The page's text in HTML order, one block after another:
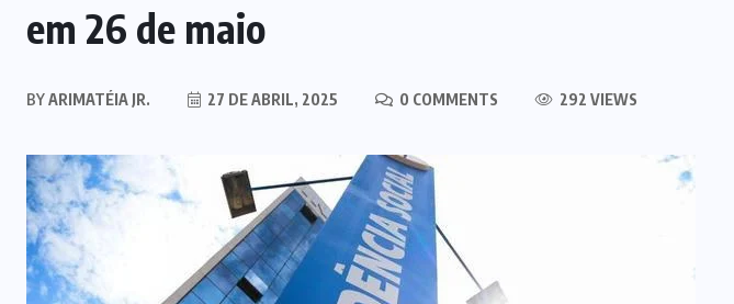
em 26 de maio
BYARIMATÉIA JR. 27 DE ABRIL, 2025 0 COMMENTS 292 VIEWS
MARANHÃO POLÍCIA